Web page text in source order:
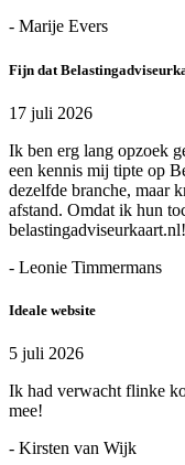
- Marije Evers
Fijn dat
17 juli 2026
Ik ben erg lang opzoek
een kennis mij tipte op
dezelfde branche, maar
afstand. Omdat ik hun
belastingadviseurkaart.nl!
- Leonie Timmermans
Ideale website
5 juli 2026
Ik had verwacht flinke
mee!
- Kirsten van Wijk